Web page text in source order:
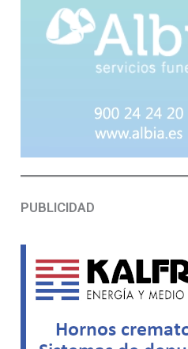
PUBLICIDAD